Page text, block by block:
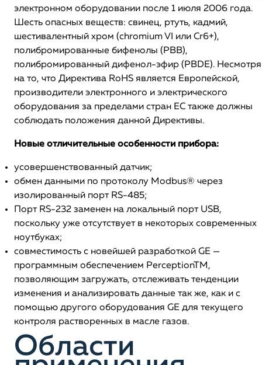
электронном оборудовании после 1 июля 2006 года.
Шесть опасных веществ: свинец, ртуть, кадмий,
шестивалентный хром (chromium VI или Cr6+),
полибромированные бифенолы (PBB),
полибромированный дифенол-эфир (PBDE). Несмотря
на то, что Директива RoHS является Eвропейской,
производители электронного и электрического
оборудования за пределами стран ЕС также должны
соблюдать положения данной Директивы.
Новые отличительные особенности прибора:
усовершенствованный датчик;
обмен данными по протоколу Modbus® через
изолированный порт RS-485;
Порт RS-232 заменен на локальный порт USB,
поскольку уже отсутствует в некоторых современных
ноутбуках;
совместимость с новейшей разработкой GE —
программным обеспечением PerceptionTM,
позволяющим загружать, отслеживать тенденции
изменения и анализировать данные так же, как и с
помощью другого оборудования GE для текущего
контроля растворенных в масле газов.
Области